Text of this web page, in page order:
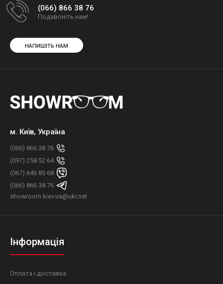
(066) 866 38 76
Подзвоніть нам!
НАПИШІТЬ НАМ
м. Київ, Україна
(066) 866 38 76
(097) 258 52 64
(067) 646 85 68
(066) 866 38 76
showroom.kiev.ua@ukr.net
Інформація
Оплата і доставка